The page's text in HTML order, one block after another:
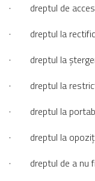
· dreptul de acces
· dreptul la
· dreptul la
· dreptul la
· dreptul la
· dreptul la
· dreptul de a nu fi